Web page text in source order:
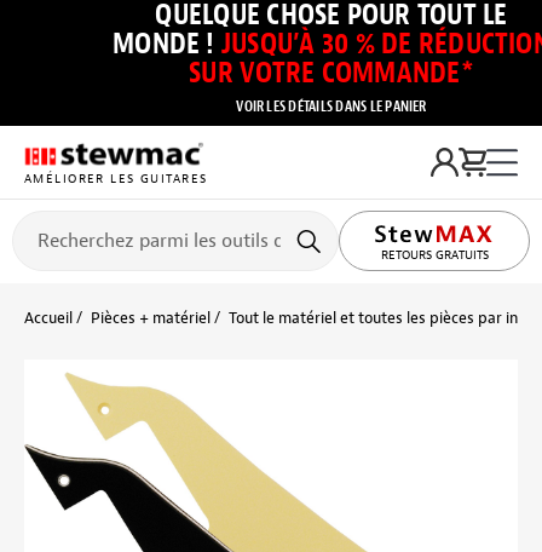
QUELQUE CHOSE POUR TOUT LE
MONDE ! JUSQU’À 30 % DE
SUR VOTRE COMMANDE*
VOIR LES DÉTAILS DANS LE PANIER
AMÉLIORER LES GUITARES
RETOURS GRATUITS
Accueil Pièces + matériel Tout le matériel et toutes les pièces par